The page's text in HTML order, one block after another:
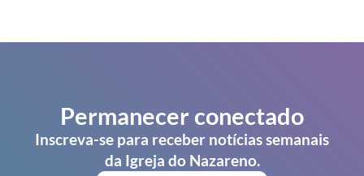
Permanecer conectado
Inscreva-se para receber notícias semanais
da Igreja do Nazareno.